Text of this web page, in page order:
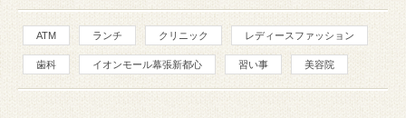
ATM ランチ クリニック レディースファッション
歯科 イオンモール幕張新都心 習い事 美容院